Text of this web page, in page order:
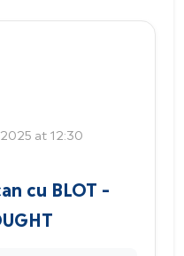
at 12:30
cu BLOT –